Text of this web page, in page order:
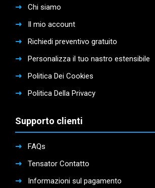
Chi siamo
Il mio account
Richiedi preventivo gratuito
Personalizza il tuo nastro estensibile
Politica Dei Cookies
Politica Della Privacy
Supporto clienti
FAQs
Tensator Contatto
Informazioni sul pagamento